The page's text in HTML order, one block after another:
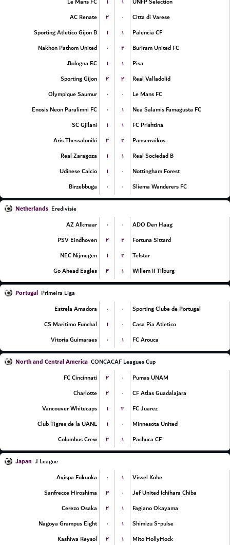
AC Renate
۲ ۰
Citta di Varese
Sporting Atletico Gijon B
۱ ۱
Palencia CF
Nakhon Pathom United
۰ ۲
Buriram United FC
Bologna F.C.
۱ ۱
Pisa
Sporting Gijon
۲ ۴
Real Valladolid
Olympique Saumur
۰ ۰
Le Mans FC
Enosis Neon Paralimni FC
۰ ۱
Nea Salamis Famagusta FC
SC Gjilani
۱ ۱
FC Prishtina
Aris Thessaloniki
۲ ۲
Panserraikos
Real Zaragoza
۱ ۱
Real Sociedad B
Udinese Calcio
۱ ۰
Nottingham Forest
Birzebbuga
۰ ۰ Sliema Wanderers FC
Netherlands Eredivisie
AZ Alkmaar
۰ ۰
ADO Den Haag
PSV Eindhoven
۲ ۲
Fortuna Sittard
NEC Nijmegen
۱ ۲
Telstar
Go Ahead Eagles
۴ ۱ Willem II Tilburg
Portugal Primeira Liga
Estrela Amadora
۰ ۰
Sporting Clube de Portugal
CS Maritimo Funchal
۱ ۰
Casa Pia Atletico
Vitoria Guimaraes
۰ ۱ FC Arouca
North and Central America CONCACAF Leagues Cup
FC Cincinnati
۲ ۰
Pumas UNAM
Charlotte
۲ ۰
CF Atlas Guadalajara
Vancouver Whitecaps
۱ ۳
FC Juarez
Club Tigres de la UANL
۱ ۰
Minnesota United
Columbus Crew
۲ ۱ Pachuca CF
Japan J League
Avispa Fukuoka
۰ ۱
Vissel Kobe
Sanfrecce Hiroshima
۳ ۰
Jef United Ichihara Chiba
Cerezo Osaka
۲ ۱
Fagiano Okayama
Nagoya Grampus Eight
۰ ۱
Shimizu S-pulse
Kashiwa Reysol
۲ ۱
Mito HollyHock